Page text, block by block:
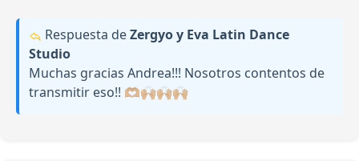
Respuesta deZergyo y Eva Latin Dance
Studio
Muchas gracias Andrea!!! Nosotros contentos de
transmitir eso!! 🫶🏼🙌🏼🙌🏼🙌🏼